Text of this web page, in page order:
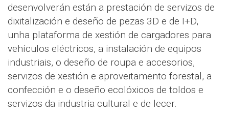
desenvolverán están a prestación de servizos de
dixitalización e deseño de pezas 3D e de I+D,
unha plataforma de xestión de cargadores para
vehículos eléctricos, a instalación de equipos
industriais, o deseño de roupa e accesorios,
servizos de xestión e aproveitamento forestal, a
confección e o deseño ecolóxicos de toldos e
servizos da industria cultural e de lecer.